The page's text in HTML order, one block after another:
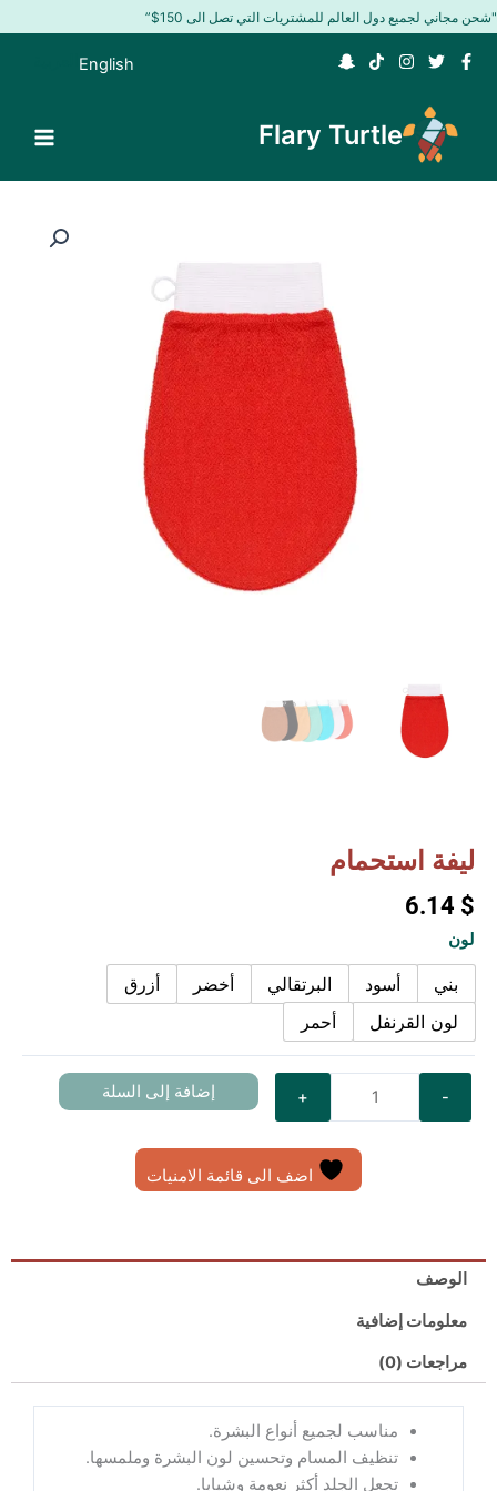
تخطي
إلى
المحتوى
"شحن مجاني لجميع دول العالم للمشتريات التي تصل الى 150$”
English
Flary Turtle
ليفة استحمام
6.14 $
لون
بني أسود البرتقالي أخضر
أزرق
لون القرنفل
أحمر
إضافة إلى السلة
اضف الى قائمة الامنيات
الوصف
معلومات إضافية
مراجعات (0)
مناسب لجميع أنواع البشرة.
تنظيف المسام وتحسين لون البشرة وملمسها.
تجعل الجلد أكثر نعومة وشبابا.